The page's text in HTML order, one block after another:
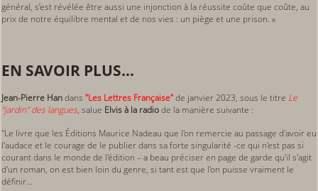
général, s’est révélée être aussi une injonction à la réussite coûte que coûte, au
prix de notre équilibre mental et de nos vies : un piège et une prison. »
EN SAVOIR PLUS...
Jean-Pierre Handans "Les Lettres Française"de janvier 2023, sous le titre Le
"jardin" des langues, salue Elvis à la radiode la manière suivante :
"Le livre que les Éditions Maurice Nadeau que l'on remercie au passage d'avoir eu
l'audace et le courage de le publier dans sa forte singularité -ce qui n'est pas si
courant dans le monde de l'édition – a beau préciser en page de garde qu'il s'agit
d'un roman, on est bien loin du genre, si tant est que l'on puisse vraiment le
définir...